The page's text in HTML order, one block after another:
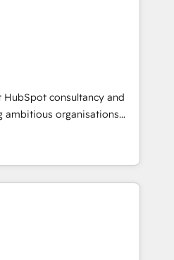
Te ayudamos a identificar
más impacto te dará.
Technologies, EMA
& data
& End to end
& enrichment 📘 Team
We create
teams use with
can rely on for
consultancy and
ambitious organisations
and intelligence.
Netherlands, Ireland, and
thousands of successful
market and enterprise
and AI to design connected
align people, process,
scalable revenue